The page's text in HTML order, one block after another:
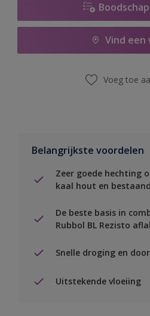
Vind een
Voeg toe
Belangrijkste voordelen
Zeer goede hechting
kaal hout en
De beste basis in
Rubbol BL Rezisto
Snelle droging en
Uitstekende vloeiing